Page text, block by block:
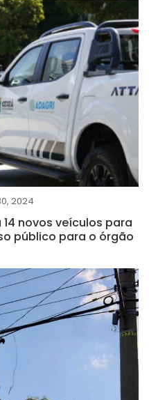
2024
novos veículos para
público para o órgão